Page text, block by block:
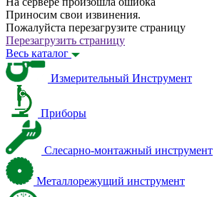
Приносим свои извинения.
Пожалуйста перезагрузите страницу
Перезагрузить страницу
Весь каталог
Измерительный Инструмент
Приборы
Слесарно-монтажный инструмент
Металлорежущий инструмент